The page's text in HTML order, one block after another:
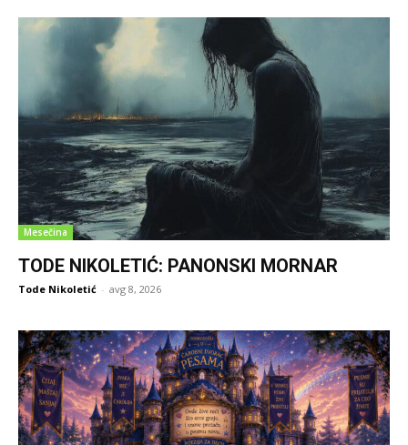
Mesečina
TODE NIKOLETIĆ: PANONSKI MORNAR
Tode Nikoletić - avg 8, 2026